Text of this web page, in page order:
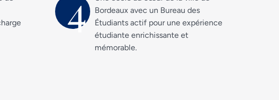
Bordeaux avec un Bureau des
Étudiants actif pour une expérience
étudiante enrichissante et
mémorable.